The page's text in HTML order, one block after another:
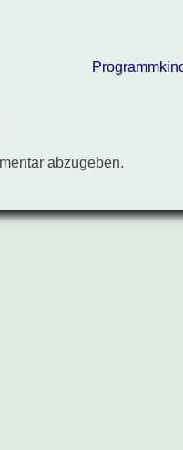
Vorheriger
abzugeben.